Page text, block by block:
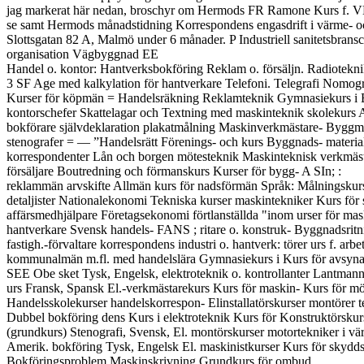
jag markerat här nedan, broschyr om Hermods FR Ramone Kurs f.
se samt Hermods månadstidning Korrespondens engasdrift i värme-
Slottsgatan 82 A, Malmö under 6 månader. P Industriell
organisation Vägbyggnad EE
Handel o. kontor: Hantverksbokföring Reklam o. försäljn.
3 SF Age med kalkylation för hantverkare Telefoni. Telegrafi
Kurser för köpmän = Handelsräkning Reklamteknik Gymnasiekurs
kontorschefer Skattelagar och Textning med maskinteknik
bokförare självdeklaration plakatmålning Maskinverkmästare-
stenografer = — ”Handelsrätt Förenings- och kurs Byggnads-
korrespondenter Lån och borgen mötesteknik Maskinteknisk
försäljare Boutredning och förmanskurs Kurser för bygg- A SIn; :
reklammän arvskifte Allmän kurs för nadsförmän Språk:
detaljister Nationalekonomi Tekniska kurser maskintekniker Kurs
affärsmedhjälpare Företagsekonomi förtlanställda "inom urser för
hantverkare Svensk handels- FANS ; ritare o. konstruk-
fastigh.-förvaltare korrespondens industri o. hantverk: törer urs f.
kommunalmän m.fl. med handelslära Gymnasiekurs i Kurs för
SEE Obe sket Tysk, Engelsk, elektroteknik o. kontrollanter
urs Fransk, Spansk El.-verkmästarekurs Kurs för maskin- Kurs för
Handelsskolekurser handelskorrespon- Elinstallatörskurser montörer
Dubbel bokföring dens Kurs i elektroteknik Kurs för
(grundkurs) Stenografi, Svensk, El. montörskurser motortekniker i
Amerik. bokföring Tysk, Engelsk El. maskinistkurser Kurs för
Bokföringsproblem Maskinskrivning Grundkurs för ombud